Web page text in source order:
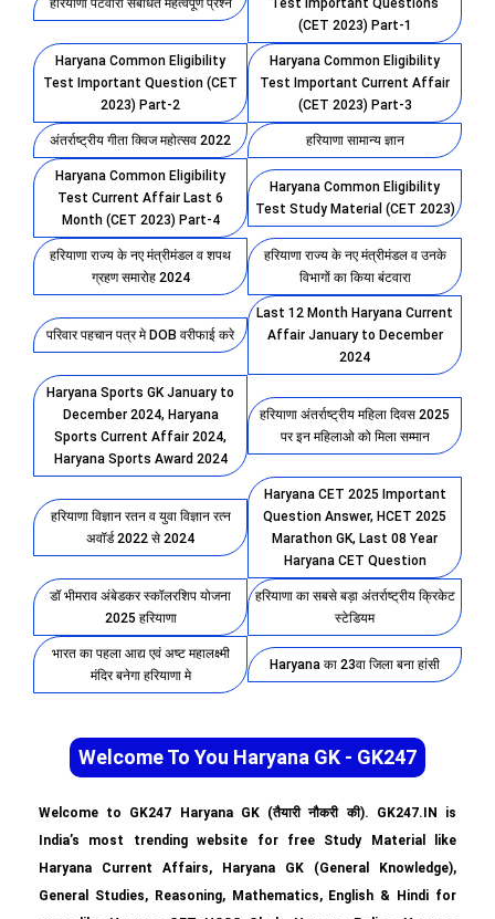
हरियाणा पटवारी संबंधित महत्वपूर्ण प्रश्न
Test Important Questions
(CET 2023) Part-1
Haryana Common Eligibility
Test Important Question (CET
2023) Part-2
Haryana Common Eligibility
Test Important Current Affair
(CET 2023) Part-3
अंतर्राष्ट्रीय गीता क्विज महोत्सव 2022 हरियाणा सामान्य ज्ञान
Haryana Common Eligibility
Test Current Affair Last 6
Month (CET 2023) Part-4
Haryana Common Eligibility
Test Study Material (CET 2023)
हरियाणा राज्य के नए मंत्रीमंडल व शपथ
ग्रहण समारोह 2024
हरियाणा राज्य के नए मंत्रीमंडल व उनके
विभागों का किया बंटवारा
परिवार पहचान पत्र मे DOB वरीफाई करे
Last 12 Month Haryana Current
Affair January to December
2024
Haryana Sports GK January to
December 2024, Haryana
Sports Current Affair 2024,
Haryana Sports Award 2024
हरियाणा अंतर्राष्ट्रीय महिला दिवस 2025
पर इन महिलाओ को मिला सम्मान
हरियाणा विज्ञान रतन व युवा विज्ञान रत्न
अवॉर्ड 2022 से 2024
Haryana CET 2025 Important
Question Answer, HCET 2025
Marathon GK, Last 08 Year
Haryana CET Question
डॉ भीमराव अंबेडकर स्कॉलरशिप योजना
2025 हरियाणा
हरियाणा का सबसे बड़ा अंतर्राष्ट्रीय क्रिकेट
स्टेडियम
भारत का पहला आद्य एवं अष्ट महालक्ष्मी
मंदिर बनेगा हरियाणा मे
Haryana का 23वा जिला बना हांसी
Welcome To You Haryana GK - GK247
Welcome to GK247 Haryana GK (तैयारी नौकरी की). GK247.IN is
India’s most trending website for free Study Material like
Haryana Current Affairs, Haryana GK (General Knowledge),
General Studies, Reasoning, Mathematics, English & Hindi for